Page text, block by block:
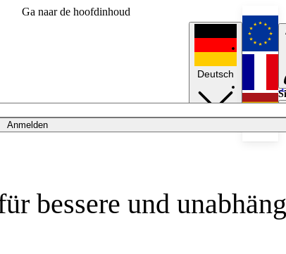
Ga naar de hoofdinhoud
Anmelden
Deutsch
bessere und